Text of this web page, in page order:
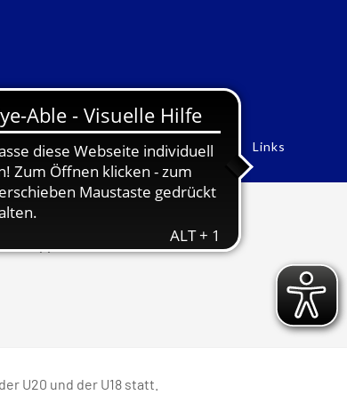
Rekorde Historie Bildergalerien Links
knapp an Bronze vorbei
U20 und der U18 statt.